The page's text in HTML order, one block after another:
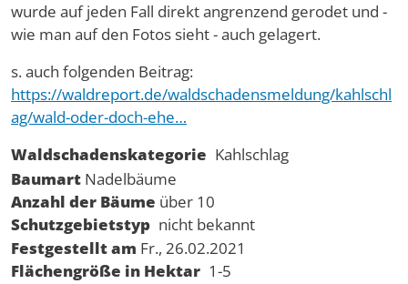
wurde auf jeden Fall direkt angrenzend gerodet und -
wie man auf den Fotos sieht - auch gelagert.
s. auch folgenden Beitrag:
https://waldreport.de/waldschadensmeldung/kahlschl
ag/wald-oder-doch-ehe…
Waldschadenskategorie Kahlschlag
Baumart Nadelbäume
Anzahl der Bäume über 10
Schutzgebietstyp nicht bekannt
Festgestellt am Fr., 26.02.2021
Flächengröße in Hektar 1-5